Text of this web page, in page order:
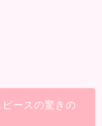
ースの驚きの